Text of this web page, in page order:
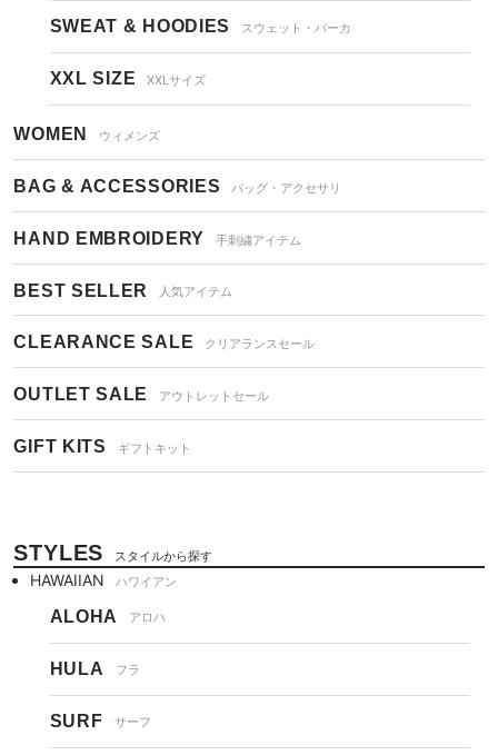
SWEAT & HOODIES スウェット・パーカ
XXL SIZE XXLサイズ
WOMEN ウィメンズ
BAG & ACCESSORIES バッグ・アクセサリ
HAND EMBROIDERY 手刺繍アイテム
BEST SELLER 人気アイテム
CLEARANCE SALE クリアランスセール
OUTLET SALE アウトレットセール
GIFT KITS ギフトキット
STYLES スタイルから探す
HAWAIIAN ハワイアン
ALOHA アロハ
HULA フラ
SURF サーフ